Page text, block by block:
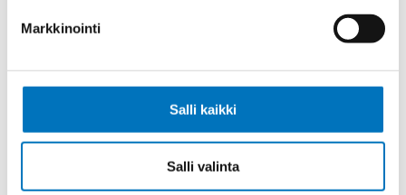
Markkinointi
Salli kaikki
Salli valinta
Halkaisija Max.
[Mm]
Tiiviste
NBR
Nema Luokka
4 / 4X / 6